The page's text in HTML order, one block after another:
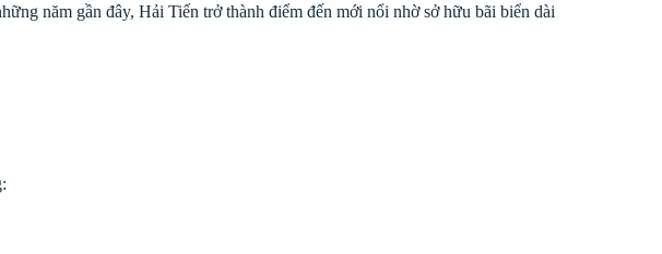
năm gần đây, Hải Tiến trở thành điểm đến mới nổi nhờ sở hữu bãi biển dài